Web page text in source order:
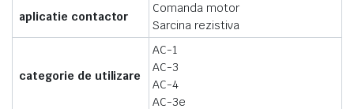
aplicatie contactor
Comanda motor
Sarcina rezistiva
categorie de utilizare
AC-1
AC-3
AC-4
AC-3e